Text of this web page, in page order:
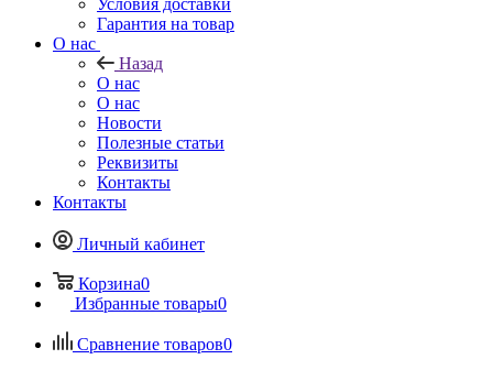
Условия доставки
Гарантия на товар
О нас
Назад
О нас
О нас
Новости
Полезные статьи
Реквизиты
Контакты
Контакты
Личный кабинет
Корзина0
Избранные товары0
Сравнение товаров0